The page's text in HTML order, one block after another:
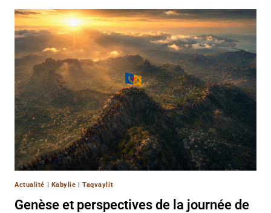
Actualité | Kabylie |Taqvaylit
Genèse et perspectives de la journée de